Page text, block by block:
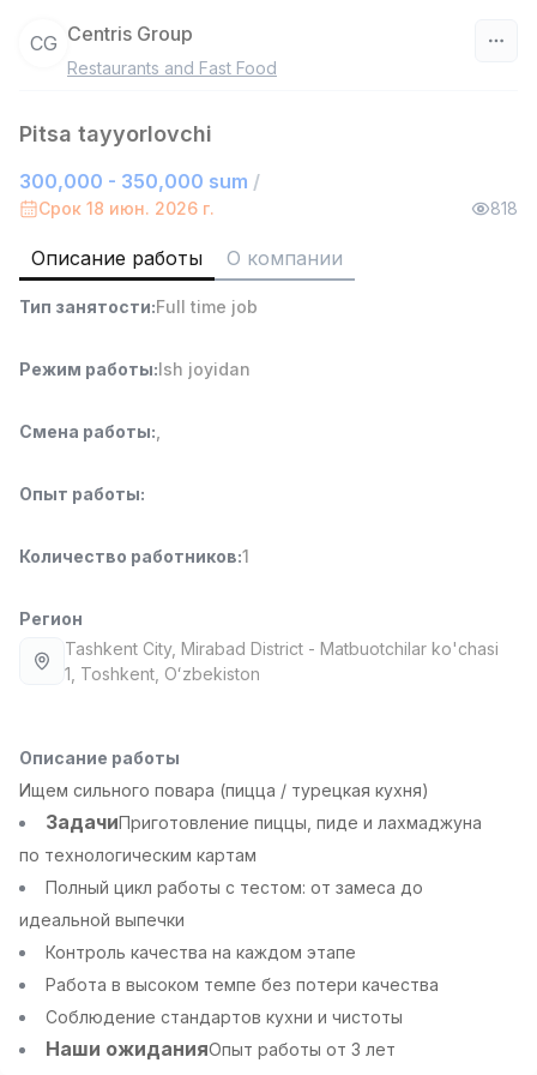
Руководитель отдела продаж
ASIAN
Full time job
Ish joyidan
4,280,000 sum/
Доставка
3,500,000 - 8,000,000 sum
Full time job
Ish joyidan
Повар фастфуда
2,600,000 - 5,000,000 sum/
LES AILES
Фармацевт
3,000,000 - 10,000,000 sum/
Full time job
Оператор по продажам (Только для
девушек!)
Договорная
Агент по продажам
CG Centris Group
Restaurants and Fast Food
Pitsa tayyorlovchi
300,000 - 350,000 sum /
Срок 18 июн. 2026 г. 818
Описание работы О компании
Тип занятости:Full time job
Режим работы:Ish joyidan
Смена работы:
Опыт работы:
Количество работников:1
Регион
Tashkent City, Mirabad District - Matbuotchilar ko'chasi
1, Тоshkent, Oʻzbekiston
Описание работы
Ищем сильного повара (пицца / турецкая кухня)
ЗадачиПриготовление пиццы, пиде и лахмаджуна
по технологическим картам
Полный цикл работы с тестом: от замеса до
идеальной выпечки
Контроль качества на каждом этапе
Работа в высоком темпе без потери качества
Соблюдение стандартов кухни и чистоты
Наши ожиданияОпыт работы от 3 лет
Вакансии Категории Компании